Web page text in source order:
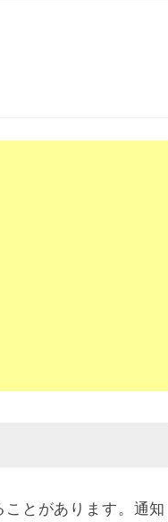
とがあります。通知